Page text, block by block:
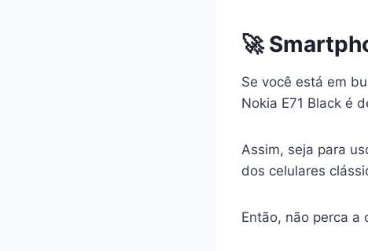
🚀
Se você está em
Nokia E71 Black é
Assim, seja para
dos celulares
Então, não perca a